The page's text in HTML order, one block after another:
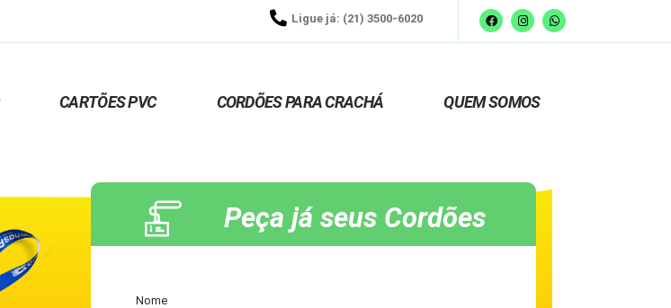
Ligue já: (21) 3500-6020
CARTÕES PVC CORDÕES PARA CRACHÁ QUEM SOMOS
Peça já seus Cordões
Nome